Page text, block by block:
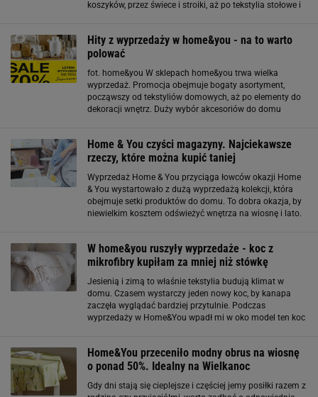
koszyków, przez świece i stroiki, aż po tekstylia stołowe i
Hity z wyprzedaży w home&you - na to warto
polować
fot. home&you W sklepach home&you trwa wielka
wyprzedaż. Promocja obejmuje bogaty asortyment,
począwszy od tekstyliów domowych, aż po elementy do
dekoracji wnętrz. Duży wybór akcesoriów do domu
Home & You czyści magazyny. Najciekawsze
rzeczy, które można kupić taniej
Wyprzedaż Home & You przyciąga łowców okazji Home
& You wystartowało z dużą wyprzedażą kolekcji, która
obejmuje setki produktów do domu. To dobra okazja, by
niewielkim kosztem odświeżyć wnętrza na wiosnę i lato.
W home&you ruszyły wyprzedaże - koc z
mikrofibry kupiłam za mniej niż stówkę
Jesienią i zimą to właśnie tekstylia budują klimat w
domu. Czasem wystarczy jeden nowy koc, by kanapa
zaczęła wyglądać bardziej przytulnie. Podczas
wyprzedaży w Home&You wpadł mi w oko model ten koc
Home&You przeceniło modny obrus na wiosnę
o ponad 50%. Idealny na Wielkanoc
Gdy dni stają się cieplejsze i częściej jemy posiłki razem z